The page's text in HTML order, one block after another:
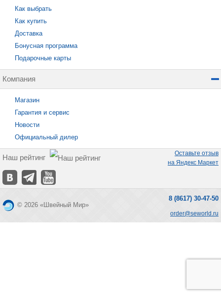
Как выбрать
Как купить
Доставка
Бонусная программа
Подарочные карты
Компания
Магазин
Гарантия и сервис
Новости
Официальный дилер
Наш рейтинг
Оставьте отзыв
на Яндекс Маркет
© 2026 «Швейный Мир»
8 (8617) 30-47-50
order@seworld.ru